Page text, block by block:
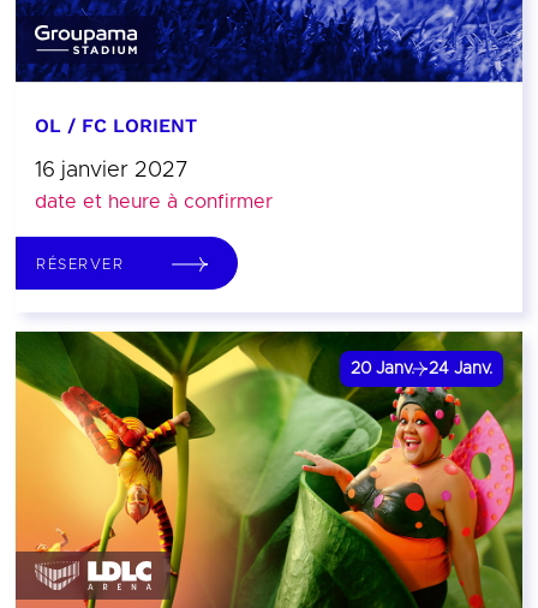
OL / FC LORIENT
16 janvier 2027
date et heure à confirmer
RÉSERVER
20 Janv. 24 Janv.